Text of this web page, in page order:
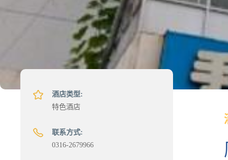
酒店类型:
特色酒店
联系方式:
0316-2679966